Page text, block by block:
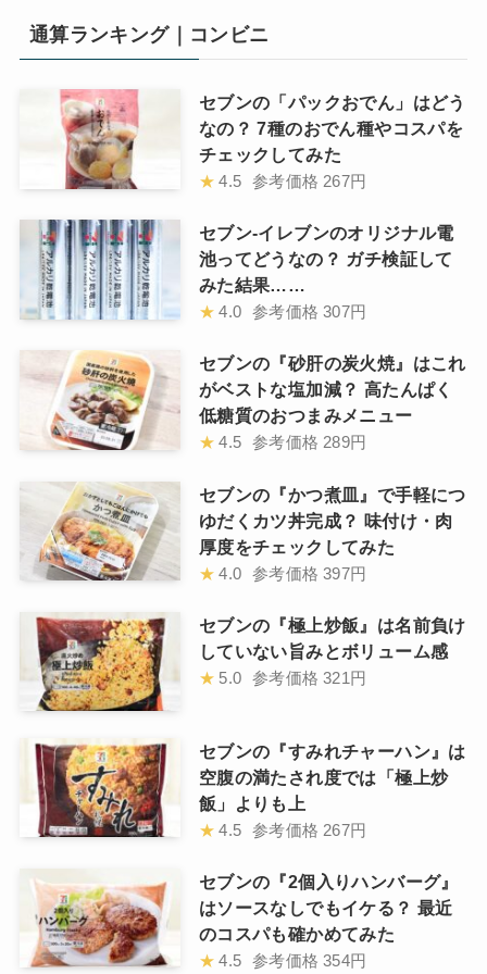
通算ランキング｜コンビニ
セブンの「パックおでん」はどう
なの？ 7種のおでん種やコスパを
チェックしてみた
★ 4.5 参考価格 267円
セブン-イレブンのオリジナル電
池ってどうなの？ ガチ検証して
みた結果……
★ 4.0 参考価格 307円
セブンの『砂肝の炭火焼』はこれ
がベストな塩加減？ 高たんぱく
低糖質のおつまみメニュー
★ 4.5 参考価格 289円
セブンの『かつ煮皿』で手軽につ
ゆだくカツ丼完成？ 味付け・肉
厚度をチェックしてみた
★ 4.0 参考価格 397円
セブンの『極上炒飯』は名前負け
していない旨みとボリューム感
★ 5.0 参考価格 321円
セブンの『すみれチャーハン』は
空腹の満たされ度では「極上炒
飯」よりも上
★ 4.5 参考価格 267円
セブンの『2個入りハンバーグ』
はソースなしでもイケる？ 最近
のコスパも確かめてみた
★ 4.5 参考価格 354円